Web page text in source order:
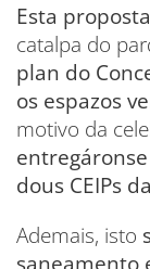
Esta proposta
catalpa do
plan do
os espazos
motivo da
dous CEIPs
Ademais, isto
saneamento